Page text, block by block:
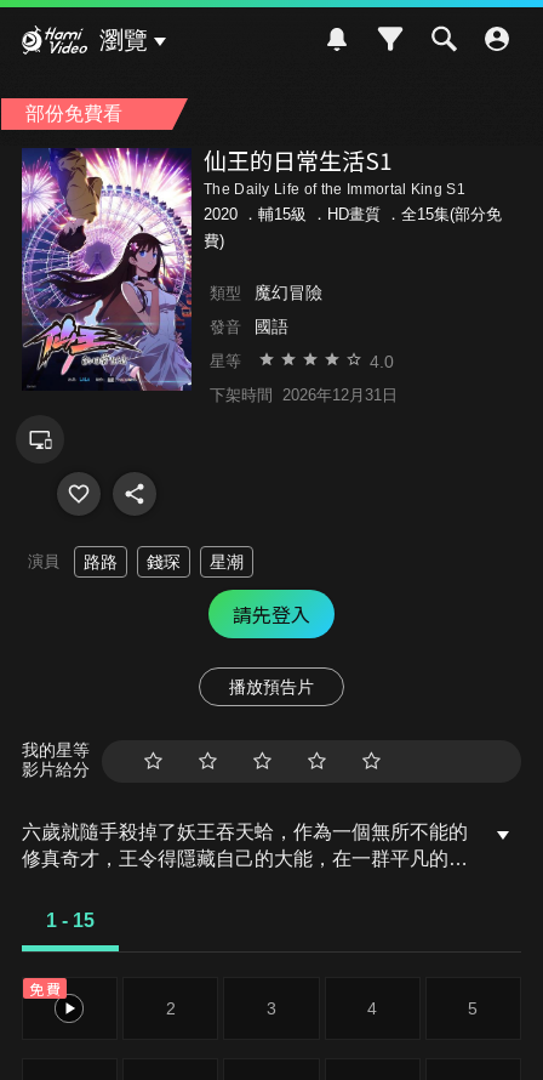
瀏覽
部份免費看
仙王的日常生活S1
The Daily Life of the Immortal King S1
2020 ． 輔15級
．HD畫質 ．全15集(部分免
費)
類型 魔幻冒險
發音 國語
星等 4.0
下架時間 2026年12月31日
演員 路路 錢琛 星潮
請先登入
播放預告片
我的星等
影片給分
六歲就隨手殺掉了妖王吞天蛤，作為一個無所不能的
修真奇才，王令得隱藏自己的大能，在一群平凡的修
聲名，這個年輕人都不在意。無論豪門千金孫蓉的愛
去小賣部買乾脆麵的路上。這樣的他，和四個隊友一
起在論劍比賽中遭遇豪門高校的挑戰，而之前暗殺失
1 - 15
免費
1 2 3 4 5